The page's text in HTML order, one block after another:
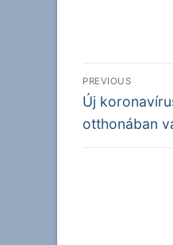
PREVIOUS
Previous
post:
Új
otthonában